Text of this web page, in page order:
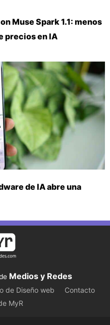
Muse Spark 1.1: menos
precios en IA
de IA abre una
Medios y Redes
de Diseño web
Contacto
MyR